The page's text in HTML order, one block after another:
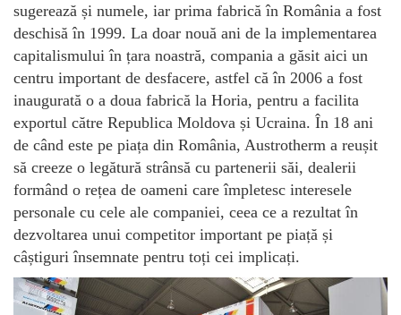
sugerează și numele, iar prima fabrică în România a fost
deschisă în 1999. La doar nouă ani de la implementarea
capitalismului în țara noastră, compania a găsit aici un
centru important de desfacere, astfel că în 2006 a fost
inaugurată o a doua fabrică la Horia, pentru a facilita
exportul către Republica Moldova și Ucraina. În 18 ani
de când este pe piața din România, Austrotherm a reușit
să creeze o legătură strânsă cu partenerii săi, dealerii
formând o rețea de oameni care împletesc interesele
personale cu cele ale companiei, ceea ce a rezultat în
dezvoltarea unui competitor important pe piață și
câștiguri însemnate pentru toți cei implicați.